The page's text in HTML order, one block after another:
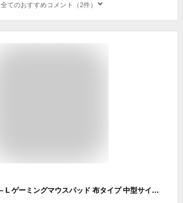
全てのおすすめコメント（2件）
Razer Gigantus V2 – L ゲーミングマウスパッド 布タイプ 中型サイズ 45 cm x 40 cm マイクロウェーブクロス 【日本正規代理店保証品】 RZ02-03330300-R3M1